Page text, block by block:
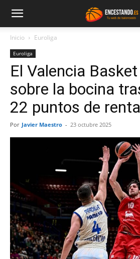
Inicio Euroliga
Euroliga
El Valencia
sobre la bocina
22 puntos de
Por Javier Maestro - 23 octubre 2025